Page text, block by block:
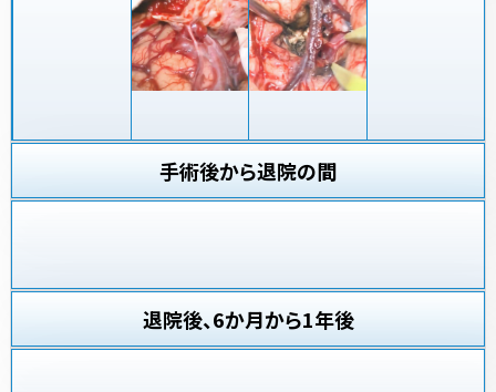
手術後から退院の間
退院後、6か月から1年後